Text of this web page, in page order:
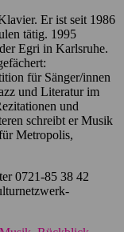
Er ist seit 1986
tätig. 1995
Egri in Karlsruhe.
für Sänger/innen
und Literatur im
und
schreibt er Musik
Metropolis,
0721-85 38 42